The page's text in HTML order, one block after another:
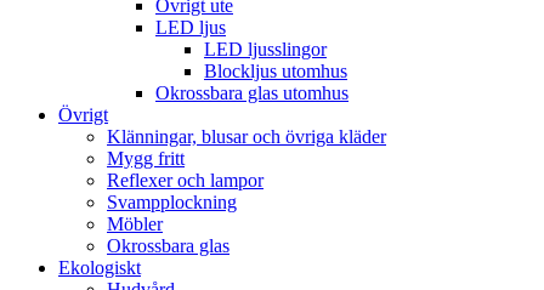
Övrigt ute
LED ljus
LED ljusslingor
Blockljus utomhus
Okrossbara glas utomhus
Övrigt
Klänningar, blusar och övriga kläder
Mygg fritt
Reflexer och lampor
Svampplockning
Möbler
Okrossbara glas
Ekologiskt